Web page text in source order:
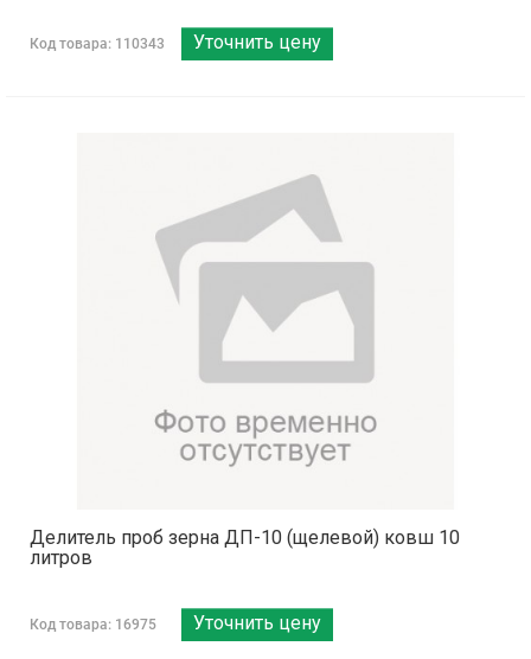
Код товара: 110343 Уточнить цену
Делитель проб зерна ДП-10 (щелевой) ковш 10
литров
Код товара: 16975 Уточнить цену